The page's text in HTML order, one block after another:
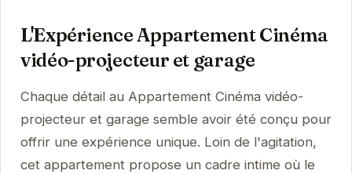
L'Expérience Appartement Cinéma
vidéo-projecteur et garage
Chaque détail au Appartement Cinéma vidéo-
projecteur et garage semble avoir été conçu pour
offrir une expérience unique. Loin de l'agitation,
cet appartement propose un cadre intime où le